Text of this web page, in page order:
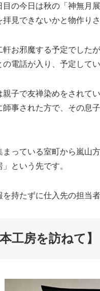
目の今日は秋の「神無月
拝見できないかと物作り
軒お邪魔する予定でした
の電話が入り、予定して
親子で友禅染めをされて
師事された方で、その息
まっている室町から嵐山
」という先です。
を持たずに仕入先の担当
本工房を訪ねて】